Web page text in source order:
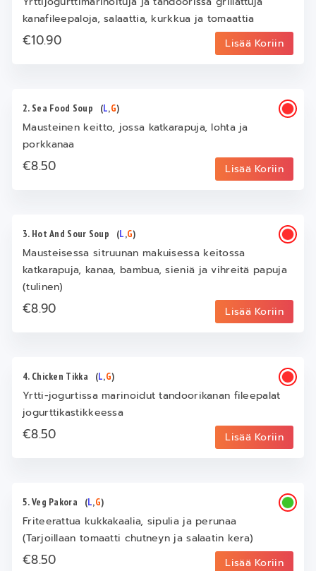
kanafileepaloja, salaattia, kurkkua ja tomaattia
€10.90 Lisää Koriin
2. Sea Food Soup (L,G)
Mausteinen keitto, jossa katkarapuja, lohta ja
porkkanaa
€8.50 Lisää Koriin
3. Hot And Sour Soup (L,G)
Mausteisessa sitruunan makuisessa keitossa
katkarapuja, kanaa, bambua, sieniä ja vihreitä papuja
(tulinen)
€8.90 Lisää Koriin
4. Chicken Tikka (L,G)
Yrtti-jogurtissa marinoidut tandoorikanan fileepalat
jogurttikastikkeessa
€8.50 Lisää Koriin
5. Veg Pakora (L,G)
Friteerattua kukkakaalia, sipulia ja perunaa
(Tarjoillaan tomaatti chutneyn ja salaatin kera)
€8.50 Lisää Koriin